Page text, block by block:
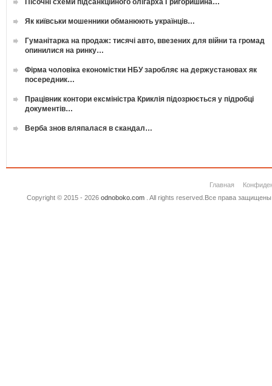
Пісочні схеми підсанкційного олігарха Григоришина…
Як київськи мошенники обманюють українців…
Гуманітарка на продаж: тисячі авто, ввезених для війни та громад
опинилися на ринку…
Фірма чоловіка економістки НБУ заробляє на держустановах як
посередник…
Працівник контори ексміністра Криклія підозрюється у підробці
документів…
Верба знов вляпалася в скандал…
Главная
Copyright © 2015 - 2026 odnoboko.com. All rights reserved.Все права защищены.